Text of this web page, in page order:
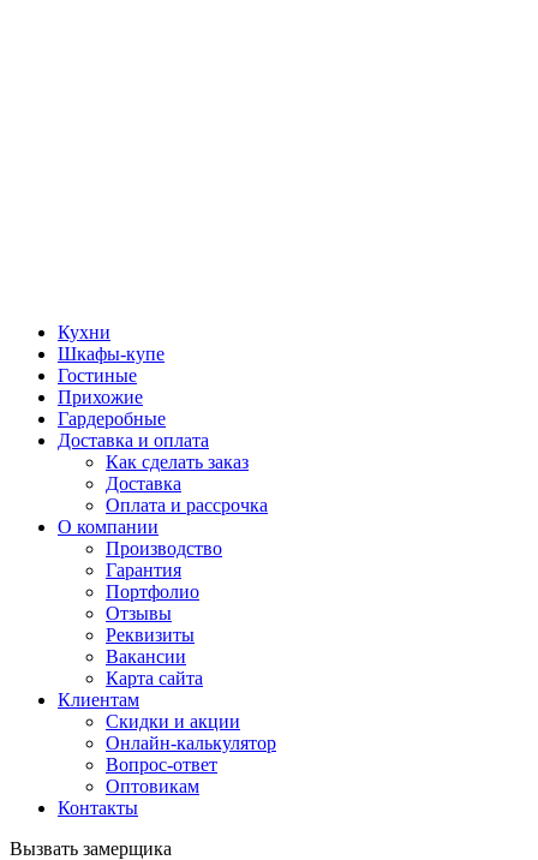
Кухни
Шкафы-купе
Гостиные
Прихожие
Гардеробные
Доставка и оплата
Как сделать заказ
Доставка
Оплата и рассрочка
О компании
Производство
Гарантия
Портфолио
Отзывы
Реквизиты
Вакансии
Карта сайта
Клиентам
Скидки и акции
Онлайн-калькулятор
Вопрос-ответ
Оптовикам
Контакты
Вызвать замерщика